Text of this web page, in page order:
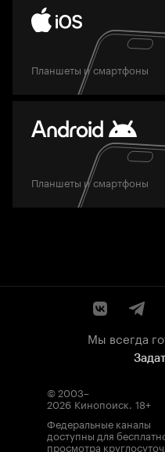
Планшеты и смартфоны
Планшеты и смартфоны
Мы всегда
© 2003–
2026 Кинопоиск. 18+
Федеральные каналы
доступны для
просмотра